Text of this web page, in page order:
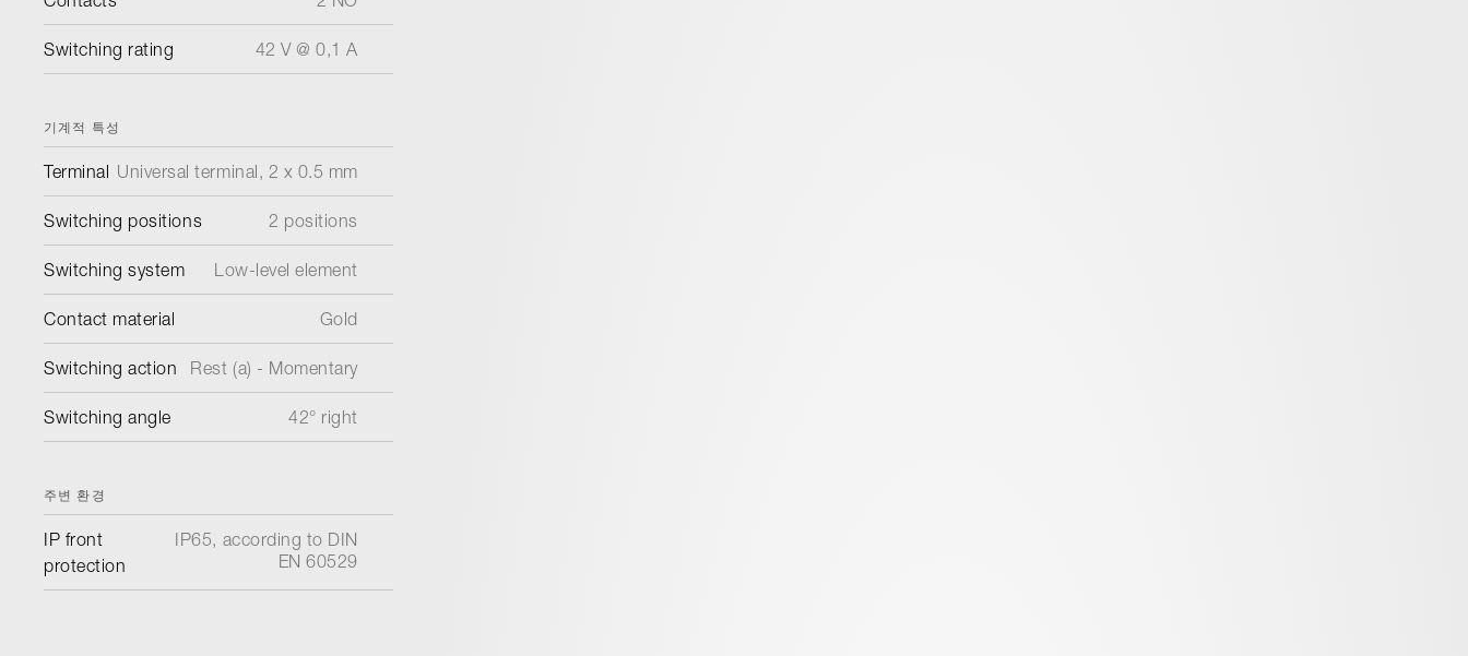
Switching rating 42 V @ 0,1 A
기계적 특성
Terminal Universal terminal, 2 x 0.5 mm
Switching positions 2 positions
Switching system Low-level element
Contact material Gold
Switching action Rest (a) - Momentary
Switching angle 42° right
주변 환경
IP front
protection
IP65, according to DIN
EN 60529